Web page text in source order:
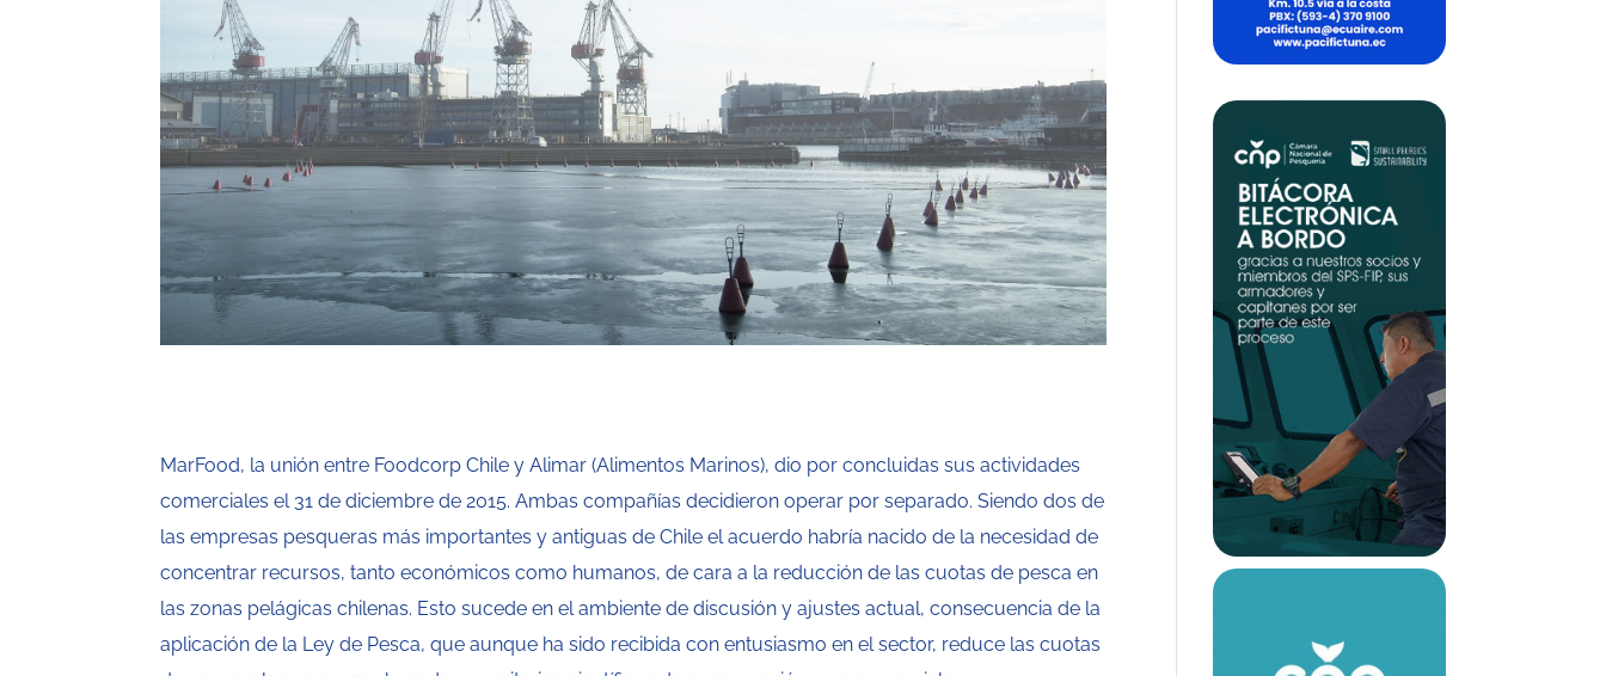
MarFood, la unión entre Foodcorp Chile y Alimar (Alimentos Marinos), dio por concluidas sus actividades
comerciales el 31 de diciembre de 2015. Ambas compañías decidieron operar por separado. Siendo dos de
las empresas pesqueras más importantes y antiguas de Chile el acuerdo habría nacido de la necesidad de
concentrar recursos, tanto económicos como humanos, de cara a la reducción de las cuotas de pesca en
las zonas pelágicas chilenas. Esto sucede en el ambiente de discusión y ajustes actual, consecuencia de la
aplicación de la Ley de Pesca, que aunque ha sido recibida con entusiasmo en el sector, reduce las cuotas